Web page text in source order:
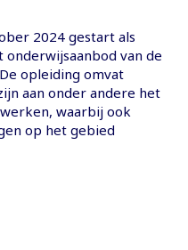
2024 gestart als
van de
opleiding omvat
aan onder andere het
waarbij ook
op het gebied